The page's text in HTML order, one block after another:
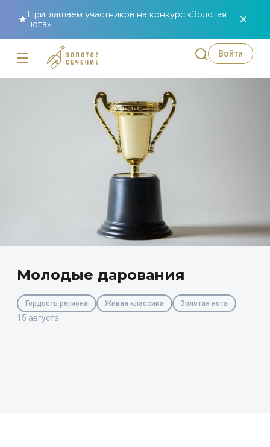
Приглашаем участников на конкурс «Золотая
нота»
Войти
Молодые дарования
Гордость региона Живая классика Золотая нота
15 августа